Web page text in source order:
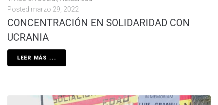
Posted marzo 29, 2022
CONCENTRACIÓN EN SOLIDARIDAD CON
UCRANIA
LEER MÁS ...